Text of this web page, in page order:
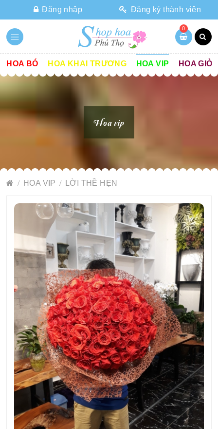
Đăng nhập Đăng ký thành viên
0
HOA BÓ HOA KHAI TRƯƠNG HOA VIP HOA GIỎ
Hoa vip
HOA VIP LỜI THỀ HẸN